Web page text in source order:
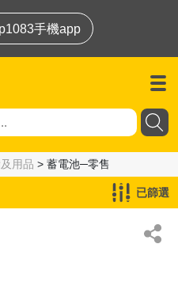
手機app
用品 > 蓄電池─零售
已篩選